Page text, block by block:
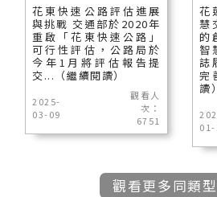
花東快速公路評估進展
與挑戰 交通部於2020年
重啟「花東快速公路」
可行性評估，公路局於
今年1月將評估報告提
交...（繼續閱讀）
2025-
03-09
觀看人
次：
6751
花
慧
的
智
誌
完
讀）
觀看更多同類